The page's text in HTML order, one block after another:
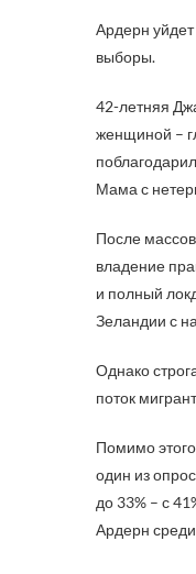
Ардерн
выборы.
42-летняя
женщиной –
Мама с
После
владение
и полный
Зеландии с
Однако
поток
Помимо
один из
до 33% – с
Ардерн